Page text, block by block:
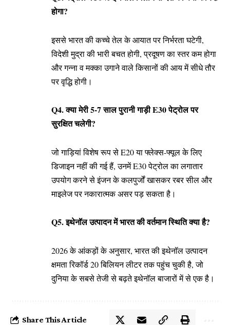
होगा?
इससे भारत की कच्चे तेल के आयात पर निर्भरता घटेगी,
विदेशी मुद्रा की भारी बचत होगी, प्रदूषण का स्तर कम होगा
और गन्ना व मक्का उगाने वाले किसानों की आय में सीधे तौर
पर वृद्धि होगी।
Q4. क्या मेरी 5-7 साल पुरानी गाड़ी E30 पेट्रोल पर
सुरक्षित चलेगी?
जो गाड़ियां विशेष रूप से E20 या फ्लेक्स-फ्यूल के लिए
डिजाइन नहीं की गई हैं, उनमें E30 पेट्रोल का लगातार
उपयोग करने से इंजन के कलपुर्जों खासकर रबर सील और
माइलेज पर नकारात्मक असर पड़ सकता है।
Q5. इथेनॉल उत्पादन में भारत की वर्तमान स्थिति क्या है?
2026 के आंकड़ों के अनुसार, भारत की इथेनॉल उत्पादन
क्षमता रिकॉर्ड 20 बिलियन लीटर तक पहुंच चुकी है, जो
दुनिया के सबसे तेजी से बढ़ते इथेनॉल बाजारों में से एक है।
Share This Article